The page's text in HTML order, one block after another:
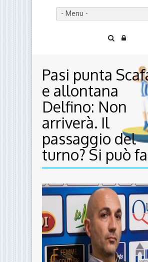
- Menu -
Pasi punta
e allontana
Delfino: Non
arriverà. Il
passaggio del
turno? Si può